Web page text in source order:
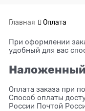
Главная Оплата
При оформлении
удобный для вас
Оплата заказа при
Способ оплаты
России Почтой